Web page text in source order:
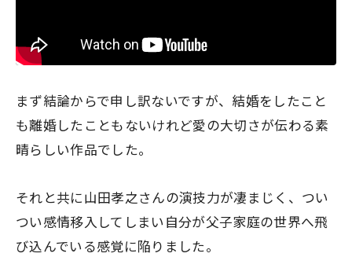
まず結論からで申し訳ないですが、 結婚をしたこと
も離婚したこともないけれど愛の大切さが伝わる素
晴らしい作品でした。
それと共に山田孝之さんの演技力が凄まじく、つい
つい感情移入してしまい自分が父子家庭の世界へ飛
び込んでいる感覚に陥りました。